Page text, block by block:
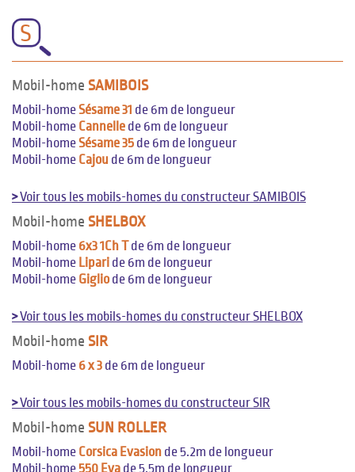
S
Mobil-home SAMIBOIS
Mobil-homeSésame 31 de 6m de longueur
Mobil-home Cannelle de 6m de longueur
Mobil-homeSésame 35 de 6m de longueur
Mobil-home Cajou de 6m de longueur
>Voir tous les mobils-homes du constructeur SAMIBOIS
Mobil-home SHELBOX
Mobil-home 6x3 1Ch Tde 6m de longueur
Mobil-home Lipari de 6m de longueur
Mobil-home Gigliode 6m de longueur
>Voir tous les mobils-homes du constructeur SHELBOX
Mobil-home SIR
Mobil-home 6 x 3 de 6m de longueur
>Voir tous les mobils-homes du constructeur SIR
Mobil-home SUN ROLLER
Mobil-home Corsica Evasion de 5.2m de longueur
Mobil-home 550 Eva de 5.5m de longueur